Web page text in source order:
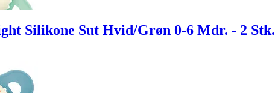
Silikone Sut Hvid/Grøn 0-6 Mdr. - 2 Stk.